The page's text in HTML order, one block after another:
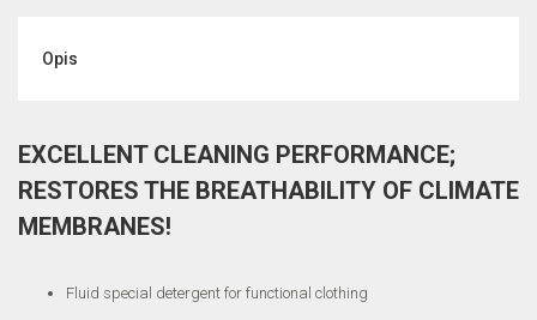
Opis
EXCELLENT CLEANING PERFORMANCE;
RESTORES THE BREATHABILITY OF CLIMATE
MEMBRANES!
Fluid special detergent for functional clothing